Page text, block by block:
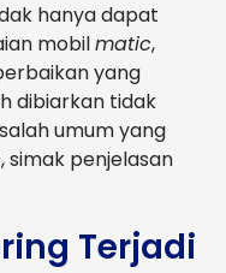
hanya dapat
mobilmatic,
yang
dibiarkan tidak
umum yang
, simak penjelasan
Terjadi